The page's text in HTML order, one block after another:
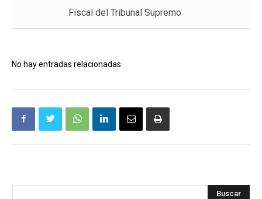
Fiscal del Tribunal Supremo
No hay entradas relacionadas
Buscar